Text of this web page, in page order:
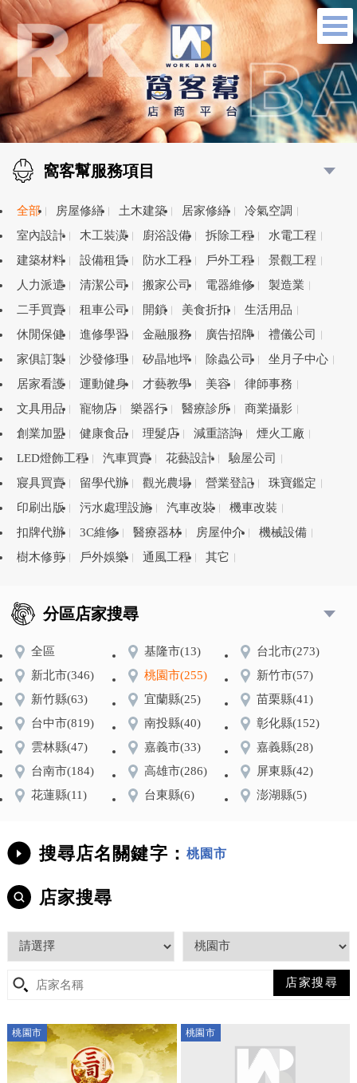
窩客幫服務項目
全部 房屋修繕 土木建築 居家修繕
冷氣空調
室內設計
木工裝潢 廚浴設備 拆除工程
水電工程
建築材料
設備租賃 防水工程 戶外工程
景觀工程
人力派遣
清潔公司 搬家公司 電器維修
製造業
二手買賣
租車公司 開鎖 美食折扣
生活用品
休閒保健
進修學習 金融服務 廣告招牌
禮儀公司
家俱訂製
沙發修理 矽晶地坪 除蟲公司
坐月子中心
居家看護
運動健身 才藝教學 美容
律師事務
文具用品
寵物店 樂器行 醫療診所
商業攝影
創業加盟
健康食品 理髮店 減重諮詢
煙火工廠
LED燈飾工程
汽車買賣 花藝設計
驗屋公司
寢具買賣
留學代辦 觀光農場 營業登記
珠寶鑑定
印刷出版
污水處理設施 汽車改裝
機車改裝
扣牌代辦
3C維修 醫療器材 房屋仲介
機械設備
樹木修剪
戶外娛樂 通風工程 其它
分區店家搜尋
全區 基隆市(13) 台北市(273)
新北市(346) 桃園市(255) 新竹市(57)
新竹縣(63) 宜蘭縣(25) 苗栗縣(41)
台中市(819) 南投縣(40) 彰化縣(152)
雲林縣(47) 嘉義市(33) 嘉義縣(28)
台南市(184) 高雄市(286) 屏東縣(42)
花蓮縣(11) 台東縣(6) 澎湖縣(5)
搜尋店名關鍵字： 桃園市
店家搜尋
桃園市 桃園市